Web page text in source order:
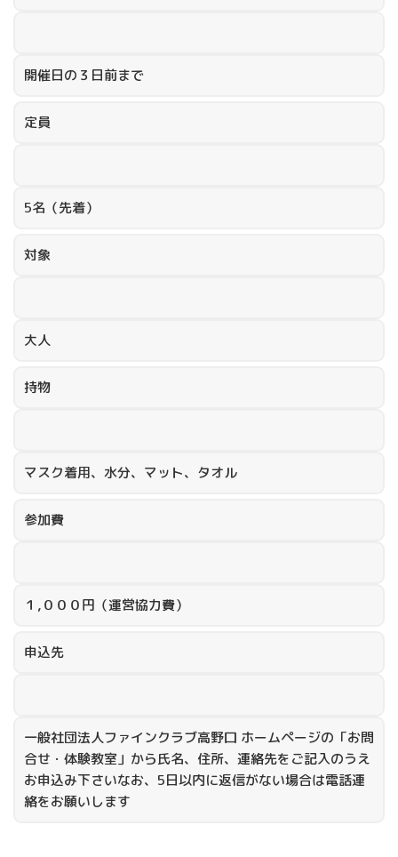
開催日の３日前まで
定員
5名（先着）
対象
大人
持物
マスク着用、水分、マット、タオル
参加費
１,０００円（運営協力費）
申込先
一般社団法人ファインクラブ高野口 ホームページの「お問
合せ・体験教室」から氏名、住所、連絡先をご記入のうえ
お申込み下さいなお、5日以内に返信がない場合は電話連
絡をお願いします